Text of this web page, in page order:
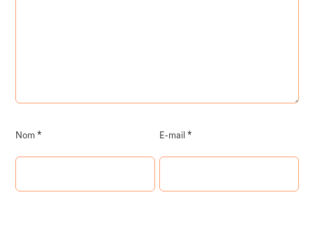
Nom* E-mail*